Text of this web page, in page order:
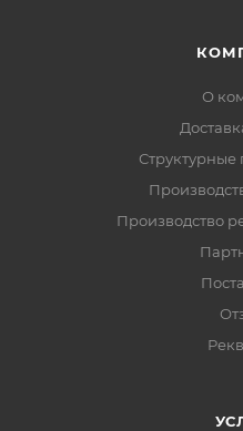
О
Структурные
Производство